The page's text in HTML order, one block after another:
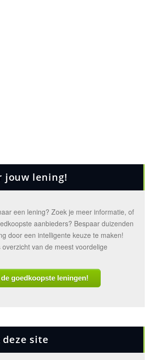
jouw lening!
een lening? Zoek je meer informatie, of
aanbieders? Bespaar duizenden
door een intelligente keuze te maken!
overzicht van de meest voordelige
goedkoopste leningen!
deze site